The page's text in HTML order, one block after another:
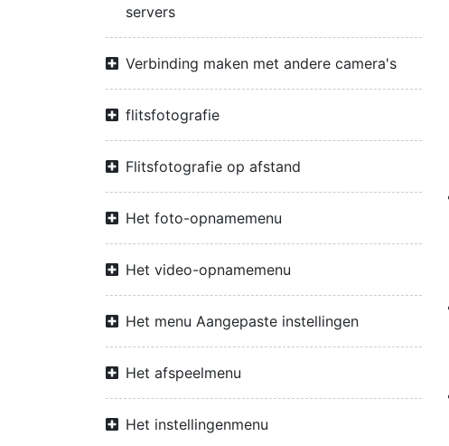
servers
Verbinding maken met andere camera's
flitsfotografie
Flitsfotografie op afstand
Het foto-opnamemenu
Het video-opnamemenu
Het menu Aangepaste instellingen
Het afspeelmenu
Het instellingenmenu